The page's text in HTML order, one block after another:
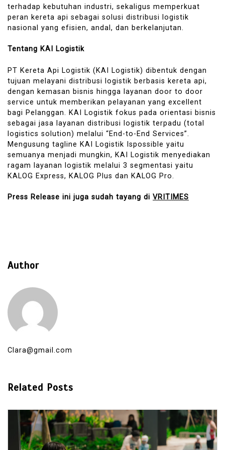
terhadap kebutuhan industri, sekaligus memperkuat
peran kereta api sebagai solusi distribusi logistik
nasional yang efisien, andal, dan berkelanjutan.
Tentang KAI Logistik
PT Kereta Api Logistik (KAI Logistik) dibentuk dengan
tujuan melayani distribusi logistik berbasis kereta api,
dengan kemasan bisnis hingga layanan door to door
service untuk memberikan pelayanan yang excellent
bagi Pelanggan. KAI Logistik fokus pada orientasi bisnis
sebagai jasa layanan distribusi logistik terpadu (total
logistics solution) melalui “End-to-End Services”.
Mengusung tagline KAI Logistik Ispossible yaitu
semuanya menjadi mungkin, KAI Logistik menyediakan
ragam layanan logistik melalui 3 segmentasi yaitu
KALOG Express, KALOG Plus dan KALOG Pro.
Press Release ini juga sudah tayang di VRITIMES
Author
Clara@gmail.com
Related Posts